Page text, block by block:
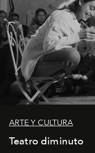
ARTE Y CULTURA
Teatro diminuto